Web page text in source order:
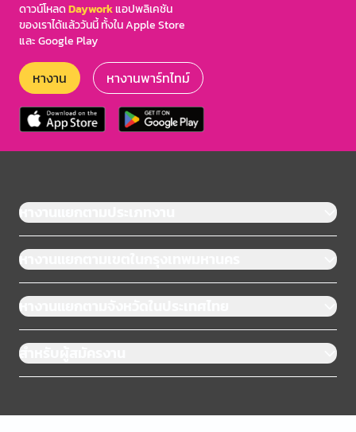
ดาวน์โหลดDayworkแอปพลิเคชัน
ของเราได้แล้ววันนี้ ทั้งใน Apple Store
และ Google Play
หางาน หางานพาร์ทไทม์
หางานแยกตามประเภทงาน
หางานแยกตามเขตในกรุงเทพมหานคร
หางานแยกตามจังหวัดในประเทศไทย
สำหรับผู้สมัครงาน